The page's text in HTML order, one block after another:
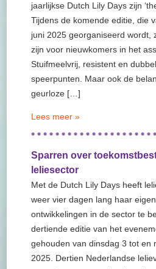
jaarlijkse Dutch Lily Days zijn
Tijdens de komende editie, die
juni 2025 georganiseerd wordt,
zijn voor nieuwkomers in het
Stuifmeelvrij, resistent en
speerpunten. Maar ook de
geurloze […]
Lees meer »
Sparren over
leliesector
Met de Dutch Lily Days heeft
weer vier dagen lang haar
ontwikkelingen in de sector te
dertiende editie van het
gehouden van dinsdag 3 tot en
2025. Dertien Nederlandse